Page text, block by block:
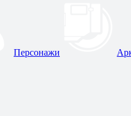
Персонажи